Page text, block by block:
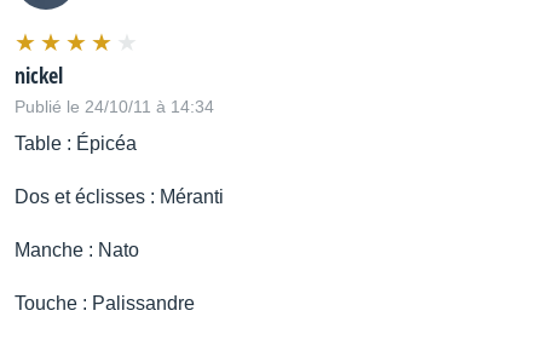
nickel
Publié le 24/10/11 à 14:34
Table : Épicéa
Dos et éclisses : Méranti
Manche : Nato
Touche : Palissandre